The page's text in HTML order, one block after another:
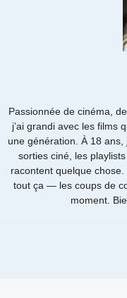
Passionnée de cinéma,
j’ai grandi avec les films
une génération. À 18
sorties ciné, les
racontent quelque
tout ça — les coups de
moment.